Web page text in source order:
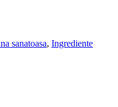
sanatoasa, Ingrediente